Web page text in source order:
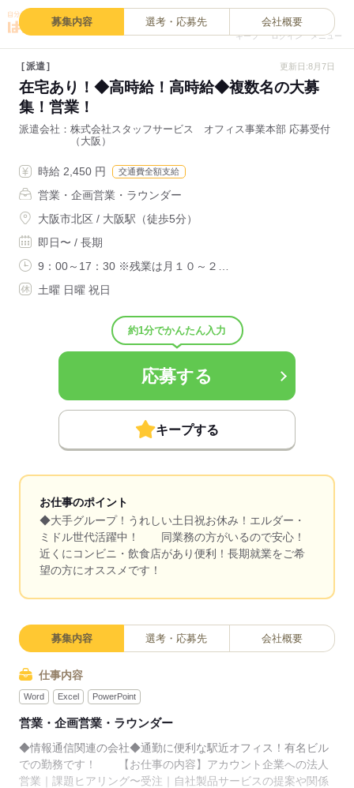
キープ ログイン メニュー
募集内容 選考・応募先 会社概要
派遣 更新日:8月7日
在宅あり！◆高時給！高時給◆複数名の大募
集！営業！
派遣会社
株式会社スタッフサービス オフィス事業本部 応募受付
（大阪）
時給 2,450 円 交通費全額支給
営業・企画営業・ラウンダー
大阪市北区 / 大阪駅（徒歩5分）
即日〜 / 長期
9：00～17：30 ※残業は月１０～２…
土曜 日曜 祝日
約1分でかんたん入力
応募する
キープする
お仕事のポイント
◆大手グループ！うれしい土日祝お休み！エルダー・
ミドル世代活躍中！ 同業務の方がいるので安心！
近くにコンビニ・飲食店があり便利！長期就業をご希
望の方にオススメです！
募集内容 選考・応募先 会社概要
仕事内容
Word Excel PowerPoint
営業・企画営業・ラウンダー
◆情報通信関連の会社◆通勤に便利な駅近オフィス！有名ビル
での勤務です！ 【お仕事の内容】アカウント企業への法人
営業｜課題ヒアリング〜受注｜自社製品サービスの提案や関係